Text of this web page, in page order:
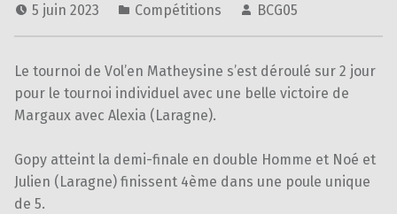
5 juin 2023 Compétitions BCG05
Le tournoi de Vol’en Matheysine s’est déroulé sur 2 jour
pour le tournoi individuel avec une belle victoire de
Margaux avec Alexia (Laragne).
Gopy atteint la demi-finale en double Homme et Noé et
Julien (Laragne) finissent 4ème dans une poule unique
de 5.